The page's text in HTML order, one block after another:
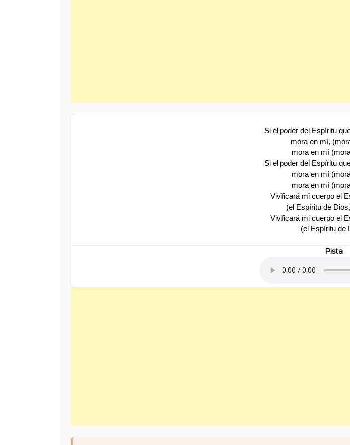
Si el poder del Espíritu
mora en mí,
mora en mí
Si el poder del Espíritu
mora en mí
mora en mí
Vivificará mi cuerpo el
(el Espíritu de
Vivificará mi cuerpo el
(el Espíritu de
Pista